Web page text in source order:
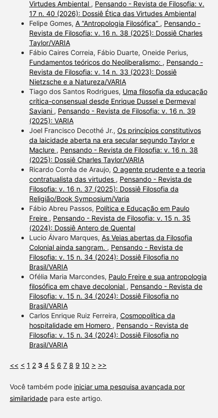
Virtudes Ambiental , Pensando - Revista de Filosofia: v.
17 n. 40 (2026): Dossiê Ética das Virtudes Ambiental
Felipe Gomes, A “Antropologia Filosófica” , Pensando -
Revista de Filosofia: v. 16 n. 38 (2025): Dossiê Charles
Taylor/VARIA
Fábio Caires Correia, Fábio Duarte, Oneide Perius,
Fundamentos teóricos do Neoliberalismo: , Pensando -
Revista de Filosofia: v. 14 n. 33 (2023): Dossiê
Nietzsche e a Natureza/VARIA
Tiago dos Santos Rodrigues, Uma filosofia da educação
crítica-consensual desde Enrique Dussel e Dermeval
Saviani , Pensando - Revista de Filosofia: v. 16 n. 39
(2025): VARIA
Joel Francisco Decothé Jr., Os princípios constitutivos
da laicidade aberta na era secular segundo Taylor e
Maclure , Pensando - Revista de Filosofia: v. 16 n. 38
(2025): Dossiê Charles Taylor/VARIA
Ricardo Corrêa de Araujo, O agente prudente e a teoria
contratualista das virtudes , Pensando - Revista de
Filosofia: v. 16 n. 37 (2025): Dossiê Filosofia da
Religião/Book Symposium/Varia
Fábio Abreu Passos, Política e Educação em Paulo
Freire , Pensando - Revista de Filosofia: v. 15 n. 35
(2024): Dossiê Antero de Quental
Lucio Álvaro Marques, As Veias abertas da Filosofia
Colonial ainda sangram. , Pensando - Revista de
Filosofia: v. 15 n. 34 (2024): Dossiê Filosofia no
Brasil/VARIA
Ofélia Maria Marcondes, Paulo Freire e sua antropologia
filosófica em chave decolonial , Pensando - Revista de
Filosofia: v. 15 n. 34 (2024): Dossiê Filosofia no
Brasil/VARIA
Carlos Enrique Ruiz Ferreira, Cosmopolítica da
hospitalidade em Homero , Pensando - Revista de
Filosofia: v. 15 n. 34 (2024): Dossiê Filosofia no
Brasil/VARIA
<< < 1 2 3 4 5 6 7 8 9 10 > >>
Você também pode iniciar uma pesquisa avançada por
similaridadepara este artigo.